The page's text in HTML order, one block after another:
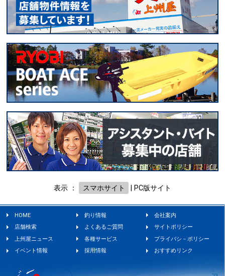
表示 ： スマホサイト PC版サイト
HOME 釣り情報
会社案内
店舗検索
よくあるご質問
サイトポリシー
上州屋ニュース
各種サービス
プライバシ－ポリシー
イベント情報
採用情報 おすすめリンク